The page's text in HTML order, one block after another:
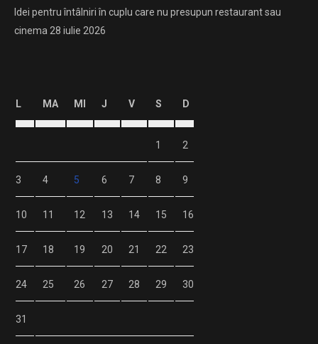
Idei pentru întâlniri în cuplu care nu presupun restaurant sau
cinema 28 iulie 2026
L MA MI J V S D
1 2
3 4 5 6 7 8 9
10 11 12 13 14 15 16
17 18 19 20 21 22 23
24 25 26 27 28 29 30
31